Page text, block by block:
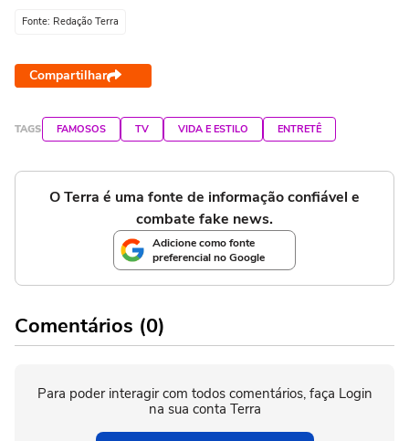
Fonte: Redação Terra
Compartilhar
TAGS FAMOSOS TV VIDA E ESTILO ENTRETÊ
O Terra é uma fonte de informação confiável e
combate fake news.
Adicione como fonte
preferencial no Google
Comentários (0)
Para poder interagir com todos comentários, faça Login
na sua conta Terra